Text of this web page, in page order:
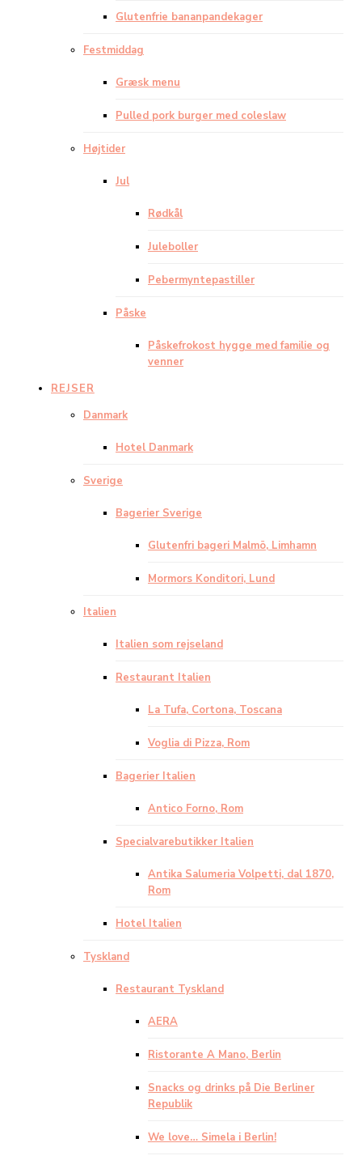
Glutenfrie bananpandekager
Festmiddag
Græsk menu
Pulled pork burger med coleslaw
Højtider
Jul
Rødkål
Juleboller
Pebermyntepastiller
Påske
Påskefrokost hygge med familie og
venner
REJSER
Danmark
Hotel Danmark
Sverige
Bagerier Sverige
Glutenfri bageri Malmö, Limhamn
Mormors Konditori, Lund
Italien
Italien som rejseland
Restaurant Italien
La Tufa, Cortona, Toscana
Voglia di Pizza, Rom
Bagerier Italien
Antico Forno, Rom
Specialvarebutikker Italien
Antika Salumeria Volpetti, dal 1870,
Rom
Hotel Italien
Tyskland
Restaurant Tyskland
AERA
Ristorante A Mano, Berlin
Snacks og drinks på Die Berliner
Republik
We love… Simela i Berlin!